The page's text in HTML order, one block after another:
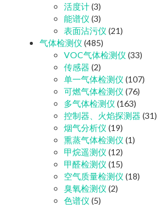
活度计(3)
能谱仪 (3)
表面沾污仪 (21)
气体检测仪 (485)
VOC气体检测仪 (33)
传感器 (2)
单一气体检测仪 (107)
可燃气体检测仪 (76)
多气体检测仪 (163)
控制器、火焰探测器 (31)
烟气分析仪 (19)
熏蒸气体检测仪 (1)
甲烷遥测仪 (12)
甲醛检测仪 (15)
空气质量检测仪 (18)
臭氧检测仪 (2)
色谱仪 (5)